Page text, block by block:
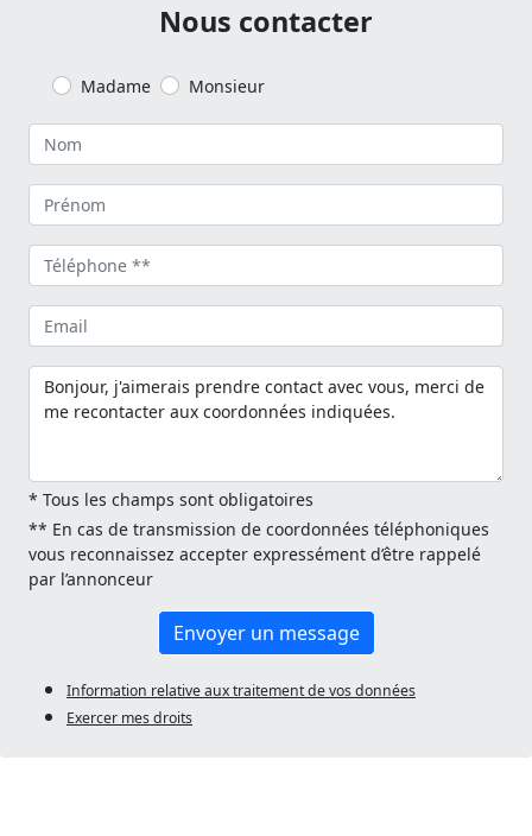
Nous contacter
Madame Monsieur
* Tous les champs sont obligatoires
** En cas de transmission de coordonnées téléphoniques
vous reconnaissez accepter expressément d’être rappelé
par l’annonceur
Envoyer un message
Information relative aux traitement de vos données
Exercer mes droits